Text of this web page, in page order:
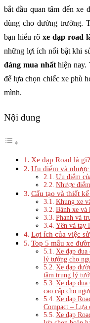
bắt đầu quan tâm đến xe
dùng cho đường trường.
bạn hiểu rõxe đạp road
những lợi ích nổi bật khi
đáng mua nhấthiện nay.
để lựa chọn chiếc xe phù
mình.
Nội dung
Xe đạp Road là gì?
Ưu điểm và
Ưu điểm
Nhược
Cấu tạo và thiết
Khung xe
Bánh xe và
Phanh và
Yên và tay
Lợi ích của việc
Top 5 mẫu xe
Xe đạp
lý tưởng cho
Xe đạp
tầm trung lý
Xe đạp
cao cấp cho
Xe đạp
Compact – Lựa
Xe đạp